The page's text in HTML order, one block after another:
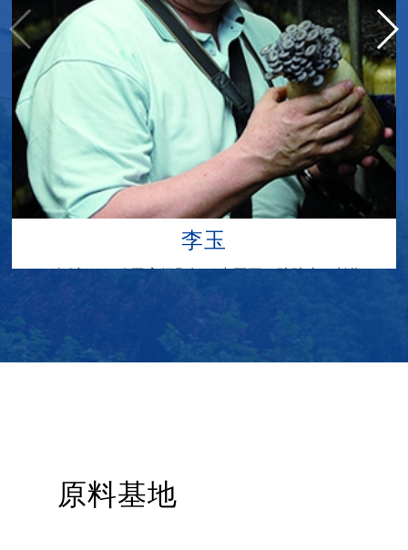
李玉
究，开创了食药用菌专业，培养了一大批专业技术
人才，为我国菌物产业化作出了突出贡献。
原料基地